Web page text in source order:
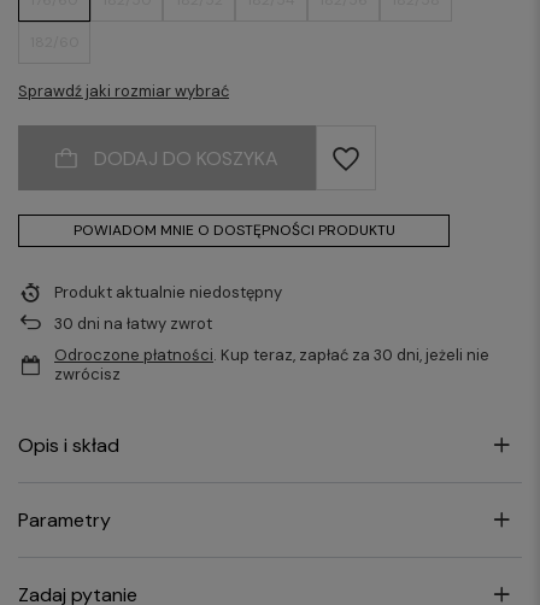
Sprawdź jaki rozmiar wybrać
DODAJ DO KOSZYKA
POWIADOM MNIE O DOSTĘPNOŚCI PRODUKTU
Produkt aktualnie niedostępny
30 dni na łatwy zwrot
Odroczone płatności. Kup teraz, zapłać za 30 dni, jeżeli nie
zwrócisz
Opis i skład
Parametry
Zadaj pytanie